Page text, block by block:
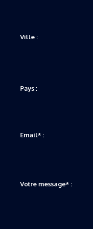
Ville :
Pays :
Email* :
Votre message* :